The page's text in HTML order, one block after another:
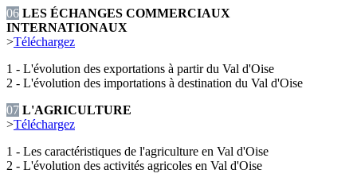
06 LES ÉCHANGES COMMERCIAUX
INTERNATIONAUX
>Téléchargez
1 - L'évolution des exportations à partir du Val d'Oise
2 - L'évolution des importations à destination du Val d'Oise
07 L'AGRICULTURE
>Téléchargez
1 - Les caractéristiques de l'agriculture en Val d'Oise
2 - L'évolution des activités agricoles en Val d'Oise